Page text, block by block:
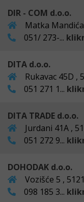
DIR - COM d.o.o.
Matka
051/ 273-...
DITA d.o.o.
Rukavac 45D
051 271 1...
DITA TRADE d.o.o.
Jurdani 41A ,
051 272 9...
DOHODAK d.o.o.
Vozišće 5 ,
098 185 3...